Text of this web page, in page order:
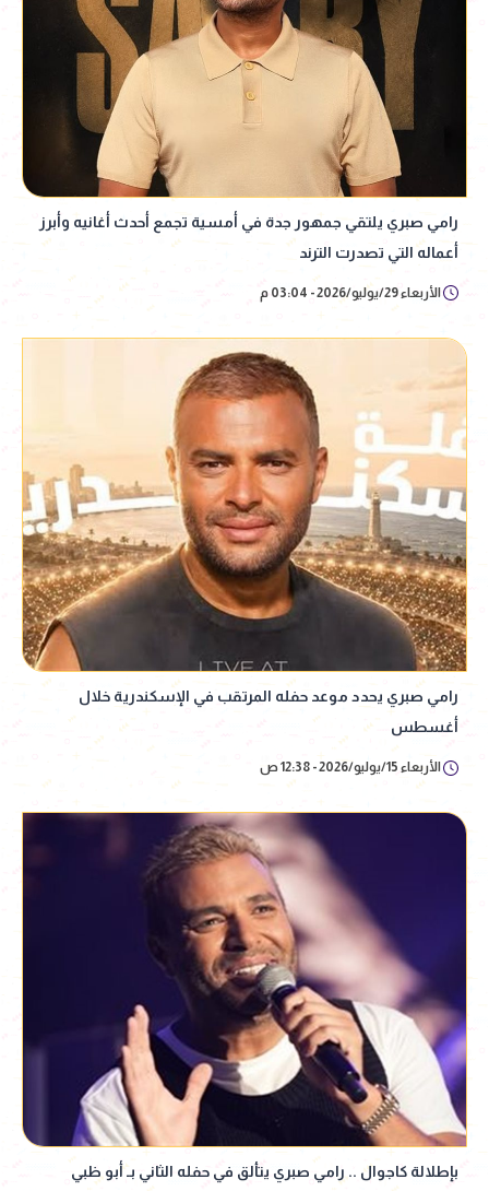
رامي صبري يلتقي جمهور جدة في أمسية تجمع أحدث أغانيه وأبرز
أعماله التي تصدرت الترند
الأربعاء 29/يوليو/2026 - 03:04 م
رامي صبري يحدد موعد حفله المرتقب في الإسكندرية خلال
أغسطس
الأربعاء 15/يوليو/2026 - 12:38 ص
بإطلالة كاجوال .. رامي صبري يتألق في حفله الثاني بـ أبو ظبي